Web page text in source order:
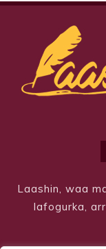
Laashin, waa
lafogurka,